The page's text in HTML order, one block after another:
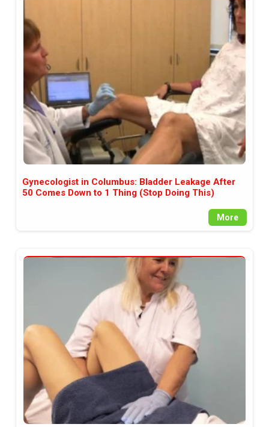
Gynecologist in Columbus: Bladder Leakage After
50 Comes Down to 1 Thing (Stop Doing This)
More